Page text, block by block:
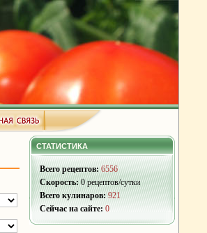
СТАТИСТИКА
Всего рецептов: 6556
Скорость:0 рецептов/сутки
Всего кулинаров: 921
Сейчас на сайте: 0